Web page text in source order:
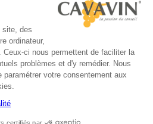
nous
POUR LA SANTÉ, À
site, des
ordinateur,
ci nous permettent de faciliter la
problèmes et d'y remédier. Nous
votre consentement aux
certifiés par